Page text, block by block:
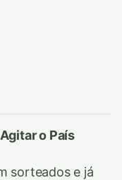
o País
sorteados e já